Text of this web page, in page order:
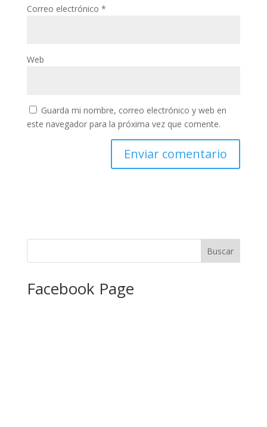
Correo electrónico *
Web
Guarda mi nombre, correo electrónico y web en
este navegador para la próxima vez que comente.
Facebook Page